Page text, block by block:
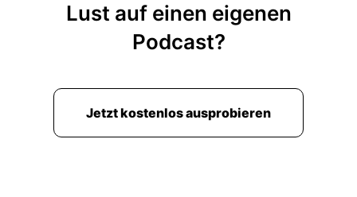
Lust auf einen eigenen
Podcast?
Jetzt kostenlos ausprobieren